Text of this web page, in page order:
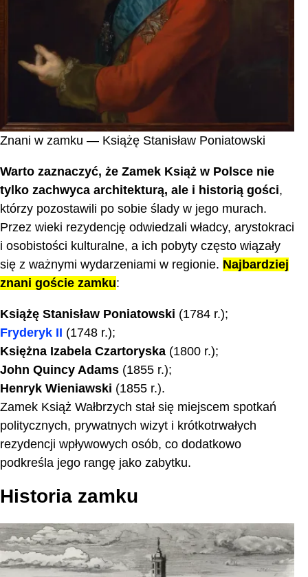
Znani w zamku — Książę Stanisław Poniatowski
Warto zaznaczyć, że Zamek Książ w Polsce nie
tylko zachwyca architekturą, ale i historią gości,
którzy pozostawili po sobie ślady w jego murach.
Przez wieki rezydencję odwiedzali władcy, arystokraci
i osobistości kulturalne, a ich pobyty często wiązały
się z ważnymi wydarzeniami w regionie. Najbardziej
znani goście zamku:
Książę Stanisław Poniatowski (1784 r.);
Fryderyk II (1748 r.);
Księżna Izabela Czartoryska (1800 r.);
John Quincy Adams (1855 r.);
Henryk Wieniawski (1855 r.).
Zamek Książ Wałbrzych stał się miejscem spotkań
politycznych, prywatnych wizyt i krótkotrwałych
rezydencji wpływowych osób, co dodatkowo
podkreśla jego rangę jako zabytku.
Historia zamku